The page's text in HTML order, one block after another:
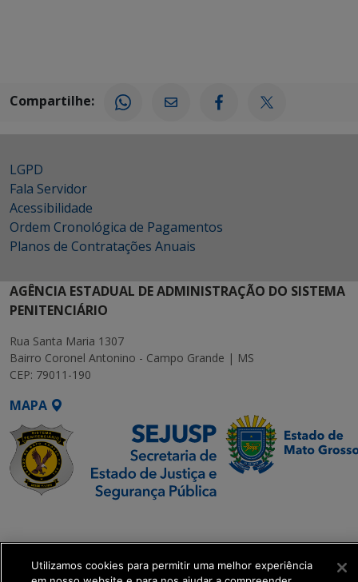
Compartilhe:
LGPD
Fala Servidor
Acessibilidade
Ordem Cronológica de Pagamentos
Planos de Contratações Anuais
AGÊNCIA ESTADUAL DE ADMINISTRAÇÃO DO SISTEMA
PENITENCIÁRIO
Rua Santa Maria 1307
Bairro Coronel Antonino - Campo Grande | MS
CEP: 79011-190
MAPA
Executiva de
Transformação Digital
Utilizamos cookies para permitir uma melhor experiência